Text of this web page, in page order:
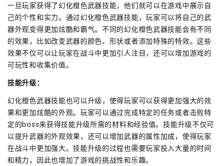
一旦玩家获得了幻化橙色武器技能，他们就可以在游戏中展示自
己的个性和实力。通过幻化橙色武器技能，玩家可以将自己的武
器外观变得更加炫酷和霸气。不同的幻化橙色武器技能会有不同
的效果，比如改变武器的颜色、形状或者添加特殊的特效。这些
效果不仅可以让玩家在战斗中更加引人注目，还可以增加游戏的
可玩性和收集价值。
技能升级：
幻化橙色武器技能也可以升级，使得玩家可以获得更加强大的效
果和更加炫酷的外观。玩家可以通过完成特定的任务或者击败特
定的boss来获得技能升级所需的材料和经验值。技能升级不仅可
以提升武器的外观效果，还可以增加武器的属性加成，使得玩家
在战斗中更加强大。技能升级的过程也需要玩家投入大量的时间
和精力，因此也增加了游戏的挑战性和乐趣。